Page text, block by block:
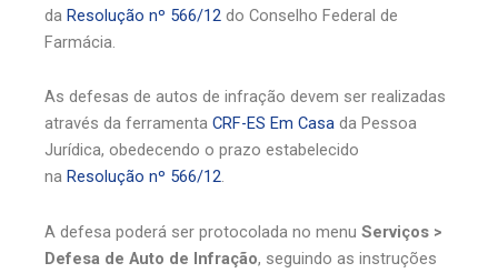
da Resolução nº 566/12 do Conselho Federal de
Farmácia.
As defesas de autos de infração devem ser realizadas
através da ferramenta CRF-ES Em Casa da Pessoa
Jurídica, obedecendo o prazo estabelecido
na Resolução nº 566/12.
A defesa poderá ser protocolada no menu Serviços >
Defesa de Auto de Infração, seguindo as instruções